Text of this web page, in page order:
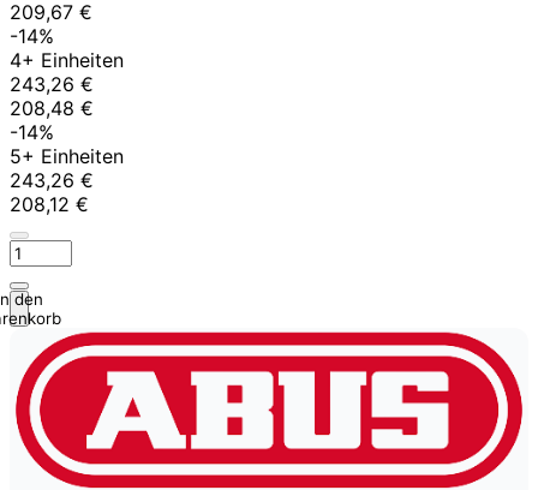
209,67 €
-14%
4+ Einheiten
243,26 €
208,48 €
-14%
5+ Einheiten
243,26 €
208,12 €
den